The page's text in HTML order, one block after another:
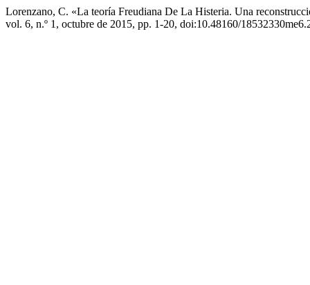
Lorenzano, C. «La teoría Freudiana De La Histeria. Una
vol. 6, n.º 1, octubre de 2015, pp. 1-20, doi:10.48160/